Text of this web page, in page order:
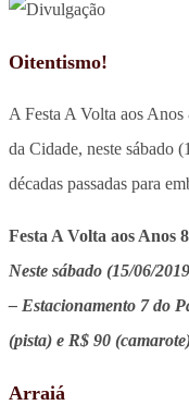
Oitentismo!
A Festa A Volta aos
da Cidade, neste sábado
décadas passadas para
Festa A Volta aos Anos
Neste sábado (15/06/
– Estacionamento 7 do
(pista) e R$ 90
Arraiá